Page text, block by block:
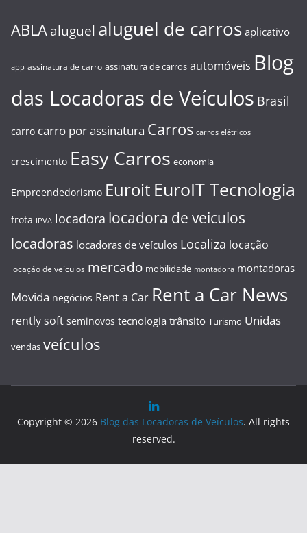
ABLA aluguel aluguel de carros aplicativo
app assinatura de carro assinatura de carros automóveis Blog
das Locadoras de Veículos Brasil
carro carro por assinatura Carros carros elétricos
crescimento Easy Carros economia
Empreendedorismo Euroit EuroIT Tecnologia
frota IPVA locadora locadora de veiculos
locadoras locadoras de veículos Localiza locação
locação de veículos mercado mobilidade montadora montadoras
Movida negócios Rent a Car Rent a Car News
rently soft seminovos tecnologia trânsito Turismo Unidas
vendas veículos
Copyright © 2026 Blog das Locadoras de Veículos. All rights
reserved.